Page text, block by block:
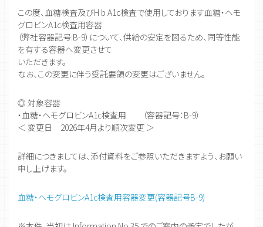
この度、血糖検査及びH b A1c検査で使用しております血糖・ヘモ
グロビンA1c検査用容器
（弊社容器記号:B-9）について、供給の安定を図るため、同等性能
を有する容器へ変更させて
いただきます。
なお、この変更に伴う受託要領の変更はございません。
◎ 対象容器
・血糖・ヘモグロビンA1c検査用 （容器記号：B-9）
＜ 変更日 2026年4月より順次変更 ＞
詳細につきましては、添付資料をご参照いただきますよう、お願い
申し上げます。
血糖・ヘモグロビンA1c検査用容器変更(容器記号B-9)